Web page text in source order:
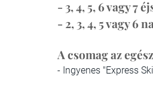
- 3, 4, 5, 6 vagy 7
- 2, 3, 4, 5 vagy 6
A csomag az
- Ingyenes "Express